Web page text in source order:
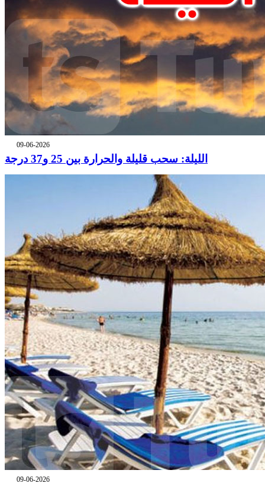
09-06-2026
الليلة: سحب قليلة والحرارة بين 25 و37 درجة
09-06-2026